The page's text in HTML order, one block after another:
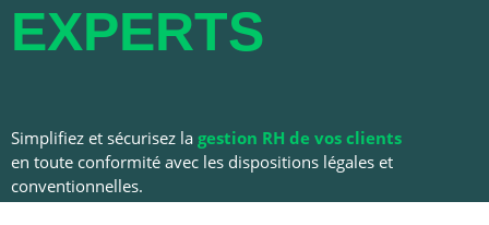
EXPERTS
Simplifiez et sécurisez la gestion RH de vos clients
en toute conformité avec les dispositions légales et
conventionnelles.